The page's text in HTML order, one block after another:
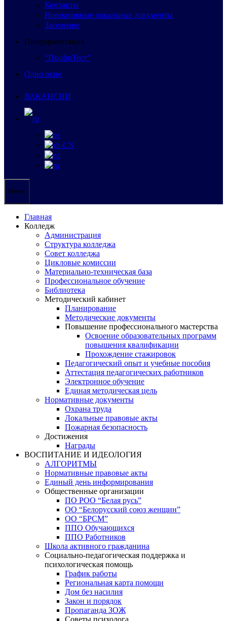
Контакты
Нормативные локальные документы
Заселение
Профориентация
“ПрофиТест”
Одно окно
ВАКАНСИИ
Меню
Главная
Колледж
Администрация
Структура колледжа
Совет колледжа
Цикловые комиссии
Материально-техническая база
Профессиональное обучение
Библиотека
Методический кабинет
Планирование
Методические документы
Повышение профессионального мастерства
Освоение образовательных программ
повышения квалификации
Прохождение стажировок
Педагогический опыт и учебные пособия
Аттестация педагогических работников
Электронное обучение
Единая методическая цель
Нормативные документы
Охрана труда
Локальные правовые акты
Пожарная безопасность
Достижения
Награды
ВОСПИТАНИЕ И ИДЕОЛОГИЯ
АЛГОРИТМЫ
Нормативные правовые акты
Единый день информирования
Общественные организации
ПО РОО “Белая русь”
ОО “Белорусский союз женщин”
ОО “БРСМ”
ППО Обучающихся
ППО Работников
Школа активного гражданина
Социально-педагогическая поддержка и
психологическая помощь
График работы
Региональная карта помощи
Дом без насилия
Закон и порядок
Пропаганда ЗОЖ
Советы психолога